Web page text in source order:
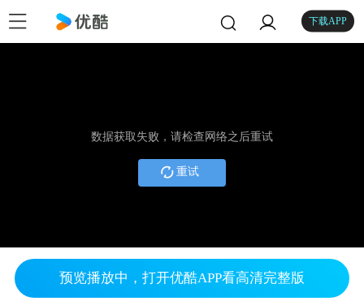
下载APP
数据获取失败，请检查网络之后重试
重试
预览播放中，打开优酷APP看高清完整版